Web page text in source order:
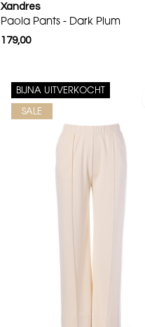
Xandres
Paola Pants - Dark Plum
179,00
BIJNA UITVERKOCHT
SALE